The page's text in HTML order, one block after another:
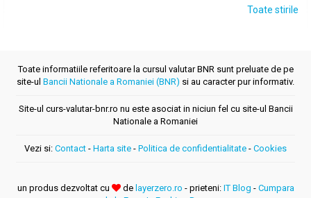
Toate stirile
Toate informatiile referitoare la cursul valutar BNR sunt preluate de pe
site-ul Bancii Nationale a Romaniei (BNR) si au caracter pur informativ.
Site-ul curs-valutar-bnr.ro nu este asociat in niciun fel cu site-ul Bancii
Nationale a Romaniei
Vezi si: Contact - Harta site - Politica de confidentialitate - Cookies
un produs dezvoltat cu de layerzero.ro - prieteni: IT Blog - Cumpara